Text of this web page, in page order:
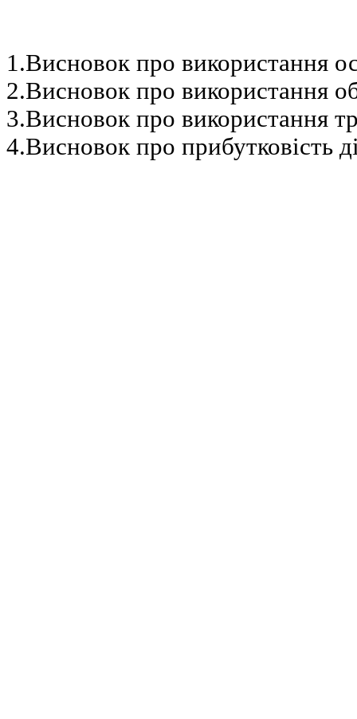
1.Висновок про використання
2.Висновок про використання
3.Висновок про використання
4.Висновок про прибутковість